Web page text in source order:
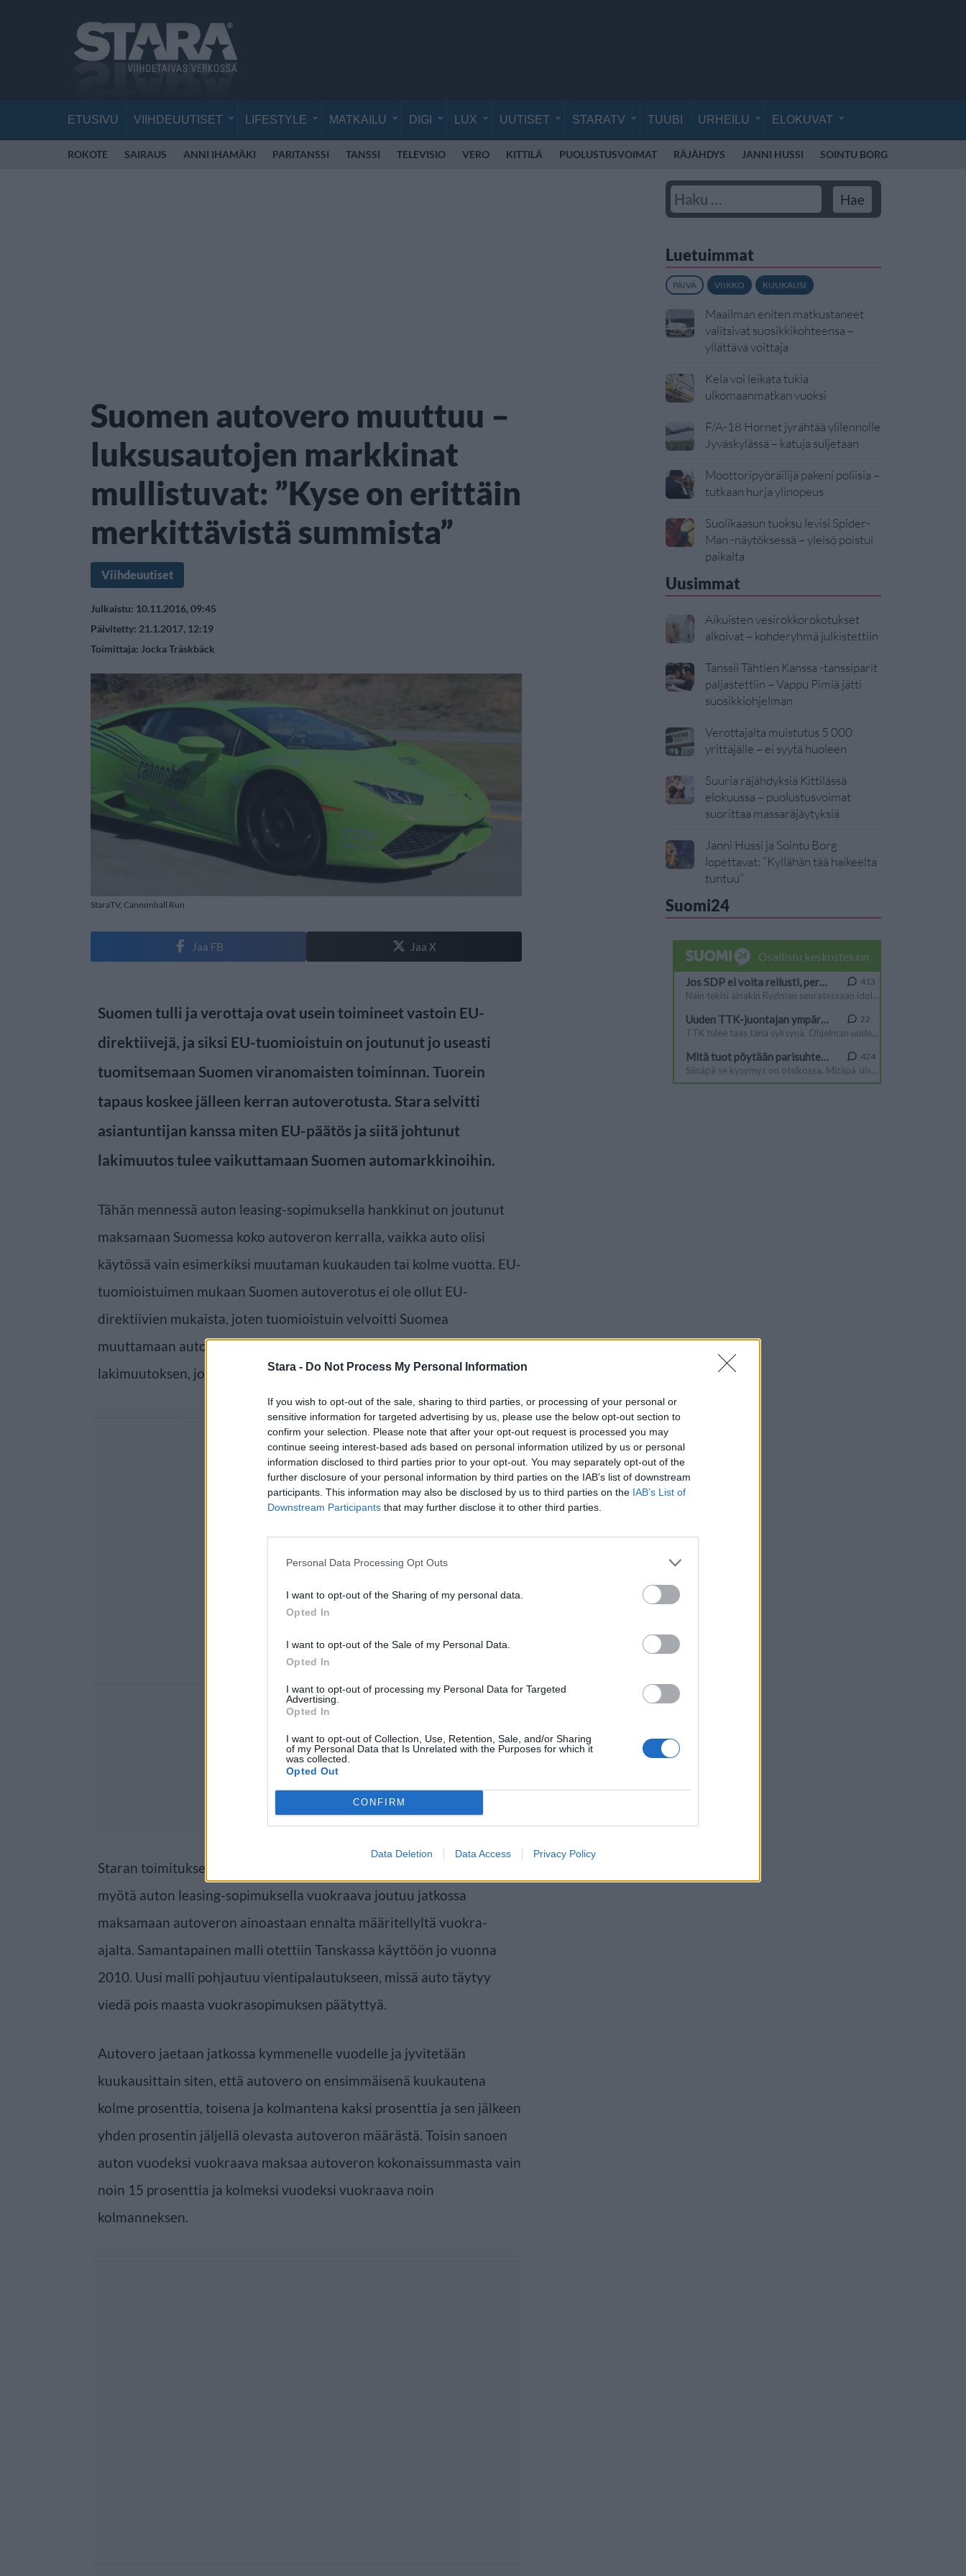
Stara - Do Not Process My Personal Information
If you wish to opt-out of the sale, sharing to third parties, or processing of your personal or
sensitive information for targeted advertising by us, please use the below opt-out section to
confirm your selection. Please note that after your opt-out request is processed you may
continue seeing interest-based ads based on personal information utilized by us or personal
information disclosed to third parties prior to your opt-out. You may separately opt-out of the
further disclosure of your personal information by third parties on the IAB’s list of downstream
participants. This information may also be disclosed by us to third parties on the IAB’s List of
Downstream Participants that may further disclose it to other third parties.
Personal Data Processing Opt Outs
I want to opt-out of the Sharing of my personal data.
Opted In
I want to opt-out of the Sale of my Personal Data.
Opted In
I want to opt-out of processing my Personal Data for Targeted
Advertising.
Opted In
I want to opt-out of Collection, Use, Retention, Sale, and/or Sharing
of my Personal Data that Is Unrelated with the Purposes for which it
was collected.
Opted Out
CONFIRM
Data Deletion Data Access Privacy Policy
ETUSIVU VIIHDEUUTISET LIFESTYLE MATKAILU DIGI LUX UUTISET STARATV TUUBI URHEILU ELOKUVAT
ROKOTE SAIRAUS ANNI IHAMÄKI PARITANSSI TANSSI TELEVISIO VERO KITTILÄ PUOLUSTUSVOIMAT RÄJÄHDYS JANNI HUSSI SOINTU BORG
Suomen autovero muuttuu –
luksusautojen markkinat
mullistuvat: ”Kyse on erittäin
merkittävistä summista”
Viihdeuutiset
Julkaistu: 10.11.2016, 09:45
Päivitetty: 21.1.2017, 12:19
Toimittaja: Jocka Träskbäck
StaraTV, Cannonball Run
Jaa FB Jaa X
Suomen tulli ja verottaja ovat usein toimineet vastoin EU-
direktiivejä, ja siksi EU-tuomioistuin on joutunut jo useasti
tuomitsemaan Suomen viranomaisten toiminnan. Tuorein
tapaus koskee jälleen kerran autoverotusta. Stara selvitti
asiantuntijan kanssa miten EU-päätös ja siitä johtunut
lakimuutos tulee vaikuttamaan Suomen automarkkinoihin.
Tähän mennessä auton leasing-sopimuksella hankkinut on joutunut
maksamaan Suomessa koko autoveron kerralla, vaikka auto olisi
käytössä vain esimerkiksi muutaman kuukauden tai kolme vuotta. EU-
tuomioistuimen mukaan Suomen autoverotus ei ole ollut EU-
direktiivien mukaista, joten tuomioistuin velvoitti Suomea
muuttamaan autoverotusta. Presidentti Sauli Niinistö on vahvistanut
lakimuutoksen, joka astuu voimaan 1. tammikuuta 2017.
Staran toimituksen saamien asiakirjojen mukaan lakimuutoksen
myötä auton leasing-sopimuksella vuokraava joutuu jatkossa
maksamaan autoveron ainoastaan ennalta määritellyltä vuokra-
ajalta. Samantapainen malli otettiin Tanskassa käyttöön jo vuonna
2010. Uusi malli pohjautuu vientipalautukseen, missä auto täyty­­­y
viedä pois maasta vuokrasopimuksen päätyttyä.
Autovero jaetaan jatkossa kymmenelle vuodelle ja jyvitetään
kuukausittain siten, että autovero on ensimmäisenä kuukautena
kolme prosenttia, toisena ja kolmantena kaksi prosenttia ja sen jälkeen
yhden prosentin jäljellä olevasta autoveron määrästä. Toisin sanoen
auton vuodeksi vuokraava maksaa autoveron kokonaissummasta vain
noin 15 prosenttia ja kolmeksi vuodeksi vuokraava noin
kolmanneksen.
Luetuimmat
PÄIVÄ VIIKKO KUUKAUSI
Maailman eniten matkustaneet
valitsivat suosikkikohteensa –
yllättävä voittaja
Kela voi leikata tukia
ulkomaanmatkan vuoksi
F/A-18 Hornet jyrähtää ylilennolle
Jyväskylässä – katuja suljetaan
Moottoripyöräilijä pakeni poliisia –
tutkaan hurja ylinopeus
Suolikaasun tuoksu levisi Spider-
Man -näytöksessä – yleisö poistui
paikalta
Uusimmat
Aikuisten vesirokkorokotukset
alkoivat – kohderyhmä julkistettiin
Tanssii Tähtien Kanssa -tanssiparit
paljastettiin – Vappu Pimiä jätti
suosikkiohjelman
Verottajalta muistutus 5 000
yrittäjälle – ei syytä huoleen
Suuria räjähdyksiä Kittilässä
elokuussa – puolustusvoimat
suorittaa massaräjäytyksiä
Janni Hussi ja Sointu Borg
lopettavat: ”Kyllähän tää haikeelta
tuntuu”
Suomi24